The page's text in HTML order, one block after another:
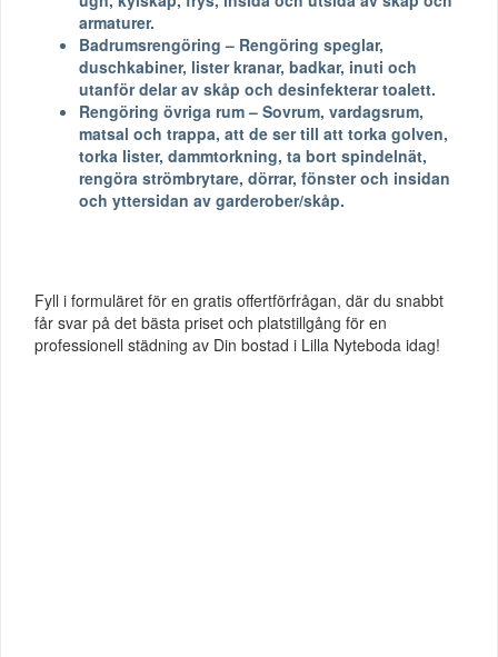
armaturer.
Badrumsrengöring – Rengöring speglar,
duschkabiner, lister kranar, badkar, inuti och
utanför delar av skåp och desinfekterar toalett.
Rengöring övriga rum – Sovrum, vardagsrum,
matsal och trappa, att de ser till att torka golven,
torka lister, dammtorkning, ta bort spindelnät,
rengöra strömbrytare, dörrar, fönster och insidan
och yttersidan av garderober/skåp.
Fyll i formuläret för en gratis offertförfrågan, där du snabbt
får svar på det bästa priset och platstillgång för en
professionell städning av Din bostad i Lilla Nyteboda idag!